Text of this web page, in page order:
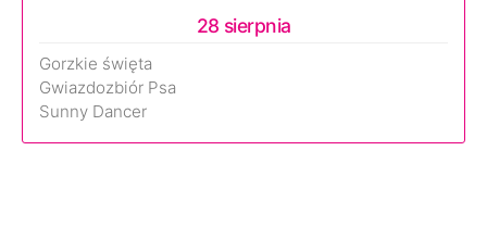
28 sierpnia
Gorzkie święta
Gwiazdozbiór Psa
Sunny Dancer